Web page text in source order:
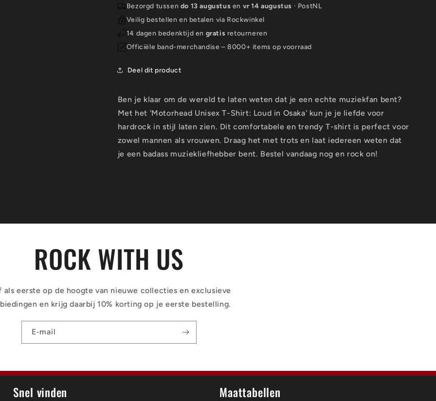
Osaka
Osaka
Bezorgd tussen do 13 augustus en vr 14 augustus · PostNL
Veilig bestellen en betalen via Rockwinkel
14 dagen bedenktijd en gratis retourneren
Officiële band-merchandise – 8000+ items op voorraad
Deel dit product
Ben je klaar om de wereld te laten weten dat je een echte muziekfan bent?
Met het 'Motorhead Unisex T-Shirt: Loud in Osaka' kun je je liefde voor
hardrock in stijl laten zien. Dit comfortabele en trendy T-shirt is perfect voor
zowel mannen als vrouwen. Draag het met trots en laat iedereen weten dat
je een badass muziekliefhebber bent. Bestel vandaag nog en rock on!
ROCK WITH US
als eerste op de hoogte van nieuwe collecties en exclusieve
en krijg daarbij 10% korting op je eerste bestelling.
E‑mail
Snel vinden Maattabellen